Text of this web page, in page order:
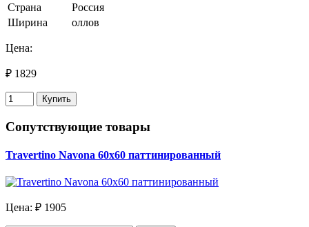
Страна
Россия
Ширина
оллов
Цена:
₽ 1829
Купить
Сопутствующие товары
Travertino Navona 60x60 паттинированный
Цена: ₽ 1905